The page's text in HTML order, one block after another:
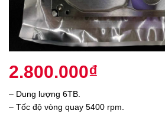
2.800.000₫
– Dung lượng 6TB.
– Tốc độ vòng quay 5400 rpm.